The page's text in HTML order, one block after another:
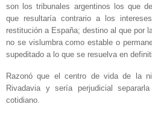
son los tribunales argentinos los que
que resultaría contrario a los
restitución a España; destino al que por
no se vislumbra como estable o
supeditado a lo que se resuelva en
Razonó que el centro de vida de la
Rivadavia y sería perjudicial
cotidiano.